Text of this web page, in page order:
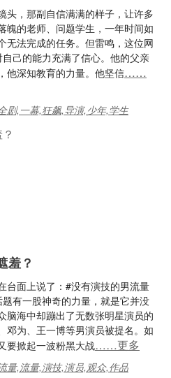
头，那副自信满满的样子，让许多
魄的老师、问题学生，一年时间如
无法完成的任务。但雷鸣，这位网
己的能力充满了信心。他的父亲
他深知教育的力量。他坚信……
剧,一幕,狂飙,导演,少年,学生
羞？
台面上说了：#没有演技的男流量
有一股神奇的力量，就是它并没
脑海中却蹦出了无数张明星演员的
邓为、王一博等男演员被提名。如
要掀起一波粉黑大战……更多
量,流量,演技,演员,观众,作品